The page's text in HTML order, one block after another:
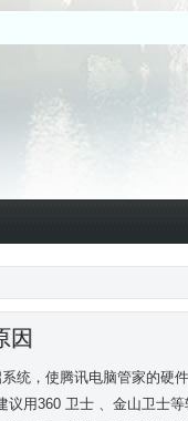
因
统，使腾讯电脑管家的硬
用360 卫士 、金山卫士